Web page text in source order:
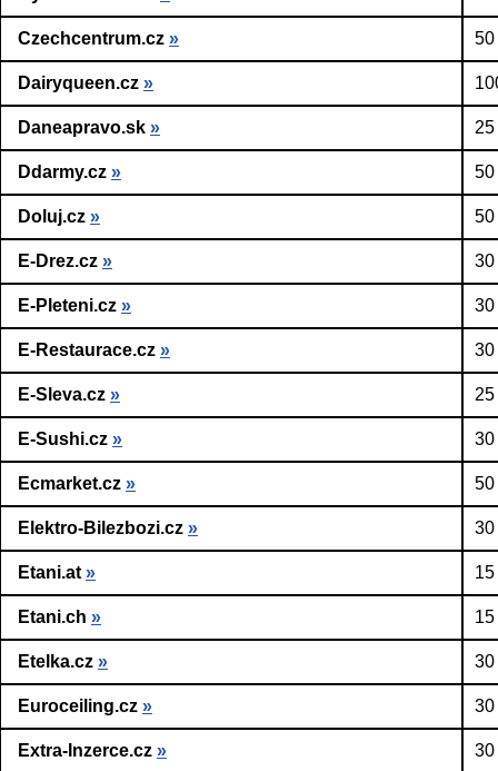
Czechcentrum.cz » 50
Dairyqueen.cz »
Daneapravo.sk »
Ddarmy.cz » 50
Doluj.cz » 50
E-Drez.cz » 30
E-Pleteni.cz » 30
E-Restaurace.cz » 30
E-Sleva.cz »
E-Sushi.cz » 30
Ecmarket.cz » 50
Elektro-Bilezbozi.cz » 30
Etani.at »
Etani.ch »
Etelka.cz » 30
Euroceiling.cz » 30
Extra-Inzerce.cz » 30